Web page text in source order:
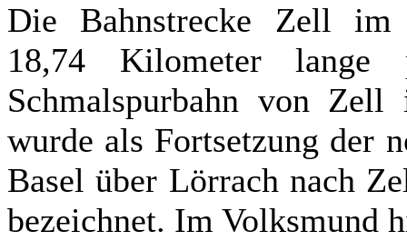
Die Bahnstrecke Zell
18,74 Kilometer lange
Schmalspurbahn von
wurde als Fortsetzung der
Basel über Lörrach nach
bezeichnet. Im Volksmund